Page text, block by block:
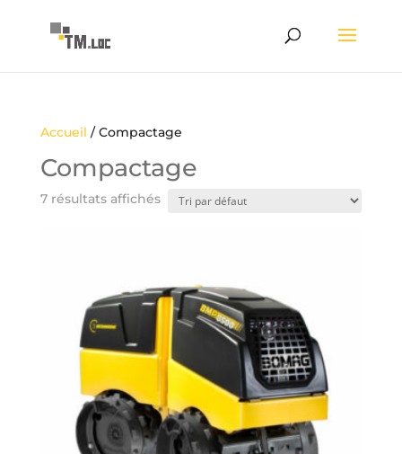
Accueil / Compactage
Compactage
7 résultats affichés